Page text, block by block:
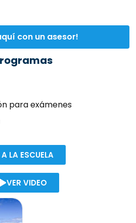
con un asesor!
para exámenes
A LA ESCUELA
VER VIDEO